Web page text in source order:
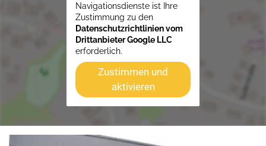
Navigationsdienste ist Ihre
Zustimmung zu den
Datenschutzrichtlinien vom
Drittanbieter Google LLC
erforderlich.
Zustimmen und
aktivieren